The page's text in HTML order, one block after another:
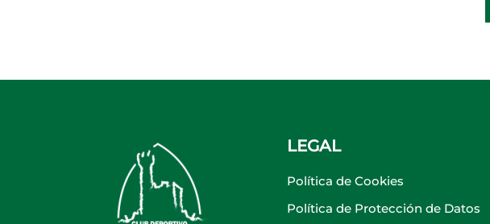
LEGAL
Política de Cookies
Política de Protección de Datos